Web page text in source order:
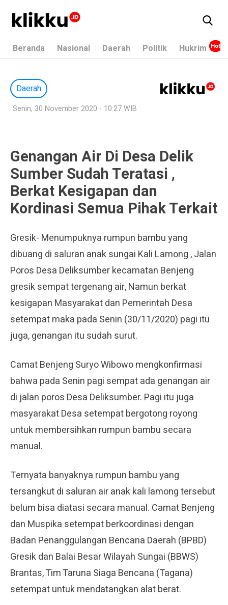
Beranda Nasional Daerah Politik Hukrim
Daerah
Senin, 30 November 2020 - 10:27 WIB
Genangan Air Di Desa Delik
Sumber Sudah Teratasi ,
Berkat Kesigapan dan
Kordinasi Semua Pihak Terkait
Gresik- Menumpuknya rumpun bambu yang
dibuang di saluran anak sungai Kali Lamong , Jalan
Poros Desa Deliksumber kecamatan Benjeng
gresik sempat tergenang air, Namun berkat
kesigapan Masyarakat dan Pemerintah Desa
setempat maka pada Senin (30/11/2020) pagi itu
juga, genangan itu sudah surut.
Camat Benjeng Suryo Wibowo mengkonfirmasi
bahwa pada Senin pagi sempat ada genangan air
di jalan poros Desa Deliksumber. Pagi itu juga
masyarakat Desa setempat bergotong royong
untuk membersihkan rumpun bambu secara
manual.
Ternyata banyaknya rumpun bambu yang
tersangkut di saluran air anak kali lamong tersebut
belum bisa diatasi secara manual. Camat Benjeng
dan Muspika setempat berkoordinasi dengan
Badan Penanggulangan Bencana Daerah (BPBD)
Gresik dan Balai Besar Wilayah Sungai (BBWS)
Brantas, Tim Taruna Siaga Bencana (Tagana)
setempat untuk mendatangkan alat berat.